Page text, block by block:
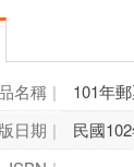
名稱
101年
日期
民國